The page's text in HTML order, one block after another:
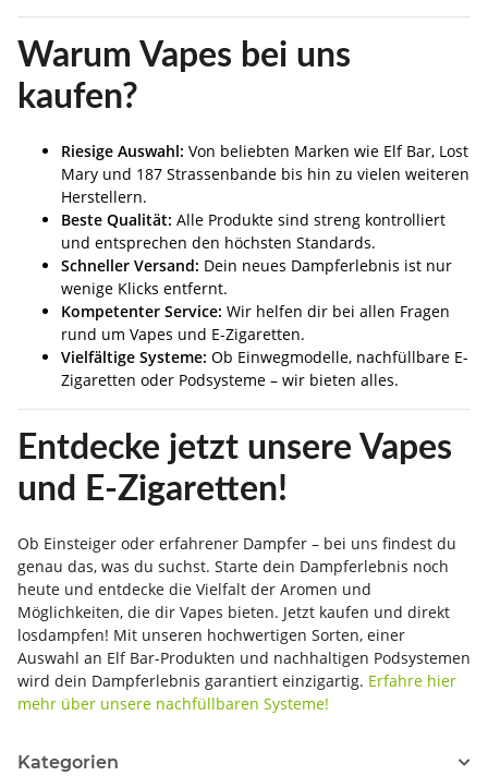
Warum Vapes bei uns
kaufen?
Riesige Auswahl: Von beliebten Marken wie Elf Bar, Lost
Mary und 187 Strassenbande bis hin zu vielen weiteren
Herstellern.
Beste Qualität: Alle Produkte sind streng kontrolliert
und entsprechen den höchsten Standards.
Schneller Versand: Dein neues Dampferlebnis ist nur
wenige Klicks entfernt.
Kompetenter Service: Wir helfen dir bei allen Fragen
rund um Vapes und E-Zigaretten.
Vielfältige Systeme: Ob Einwegmodelle, nachfüllbare E-
Zigaretten oder Podsysteme – wir bieten alles.
Entdecke jetzt unsere Vapes
und E-Zigaretten!
Ob Einsteiger oder erfahrener Dampfer – bei uns findest du
genau das, was du suchst. Starte dein Dampferlebnis noch
heute und entdecke die Vielfalt der Aromen und
Möglichkeiten, die dir Vapes bieten. Jetzt kaufen und direkt
losdampfen! Mit unseren hochwertigen Sorten, einer
Auswahl an Elf Bar-Produkten und nachhaltigen Podsystemen
wird dein Dampferlebnis garantiert einzigartig. Erfahre hier
mehr über unsere nachfüllbaren Systeme!
Kategorien